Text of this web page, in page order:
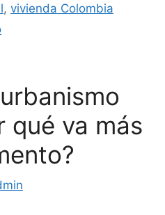
, vivienda Colombia
qué va más